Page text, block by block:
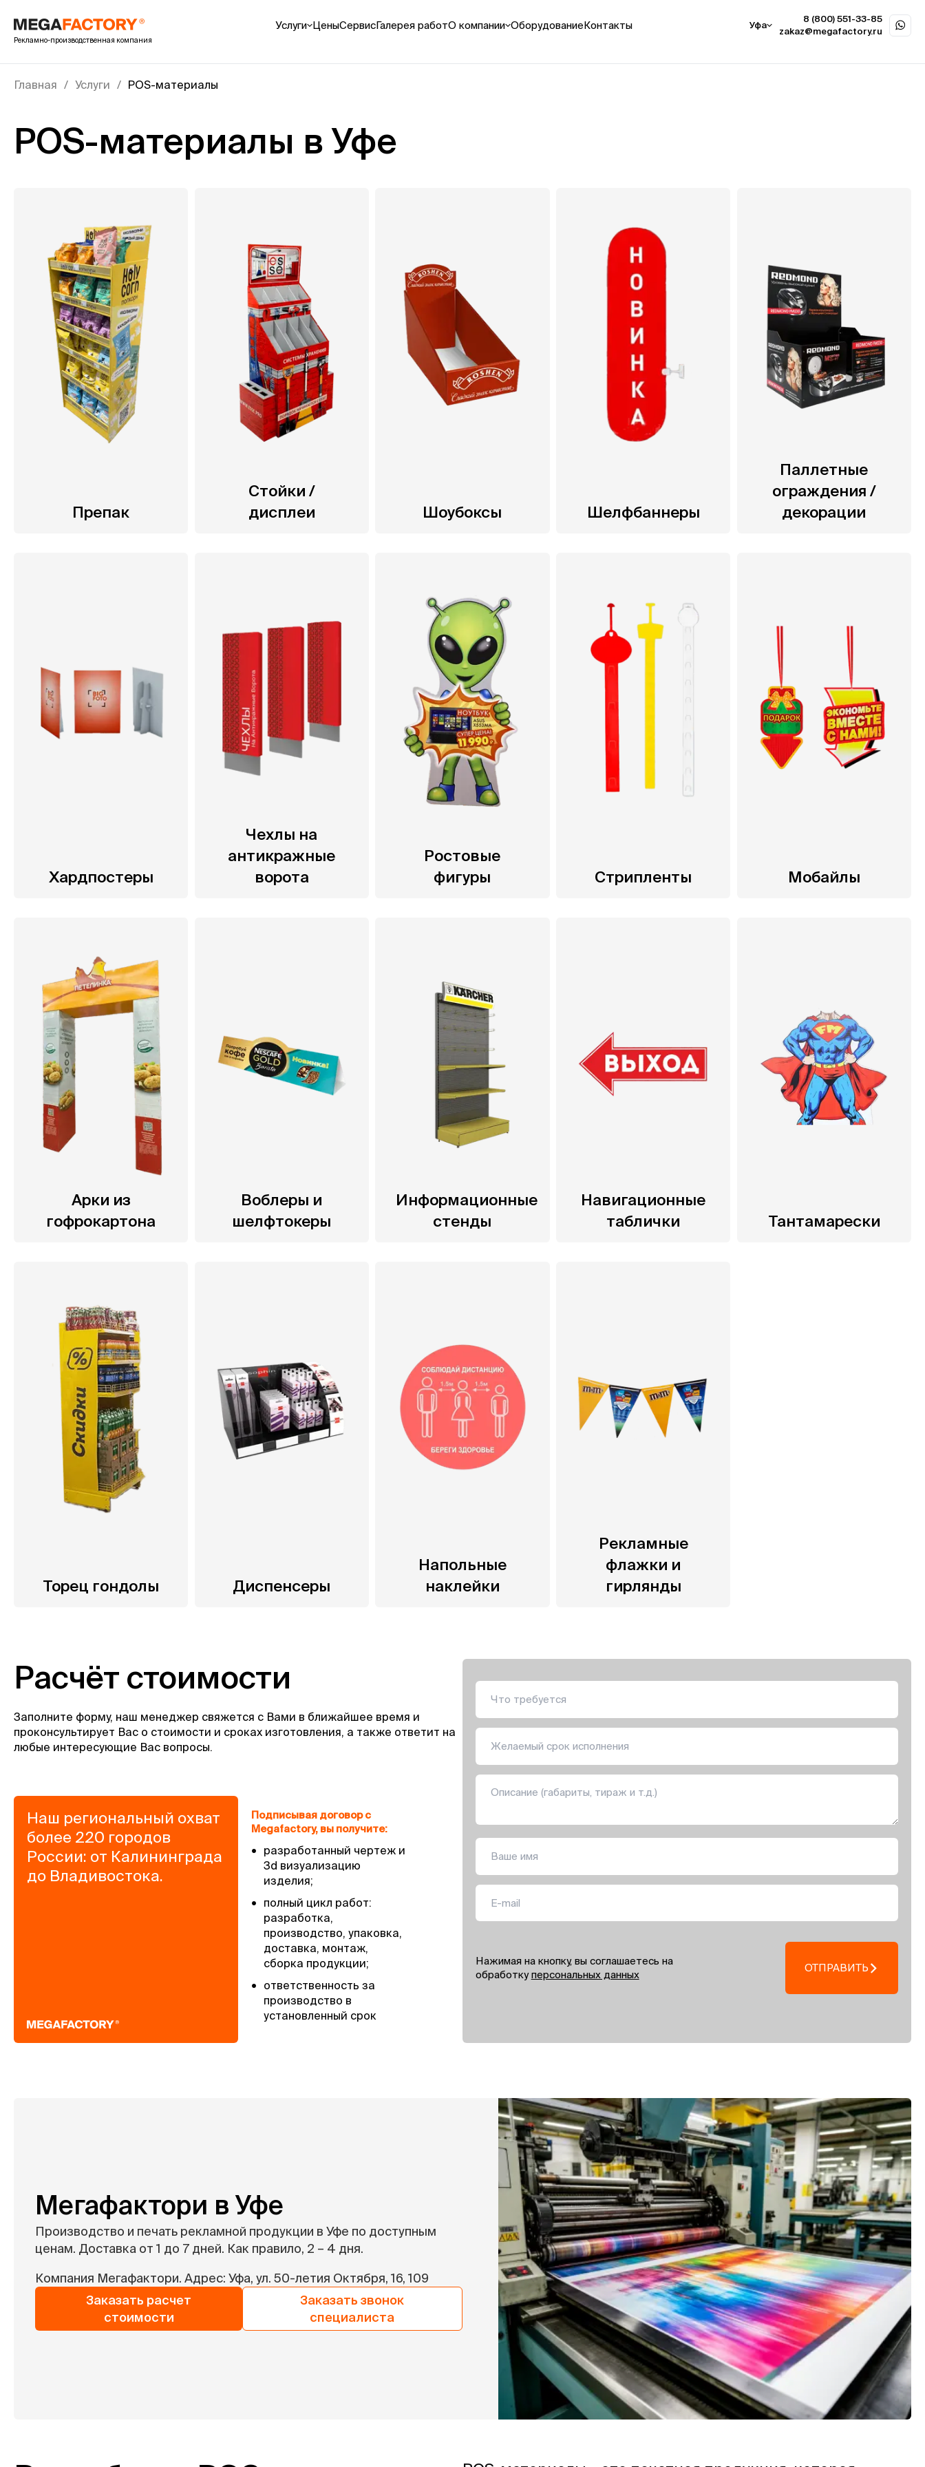
Рекламно-производственная компания
Услуги
Шелфбаннеры
Палетные декорации
Печать на картоне
Печать на ПЭТ
Показать все
ЦеныСервисГалерея работО компании ОборудованиеКонтакты Уфа
8 (800) 551-33-85
zakaz@megafactory.ru
Главная Услуги POS-материалы
POS-материалы в Уфе
Препак
Cтойки /
дисплеи
Шоубоксы Шелфбаннеры
Паллетные
ограждения /
декорации
Хардпостеры
Чехлы на
антикражные
ворота
Ростовые
фигуры
Стрипленты Мобайлы
Арки из
гофрокартона
Воблеры и
шелфтокеры
Информационные
стенды
Навигационные
таблички
Тантамарески
Торец гондолы Диспенсеры
Напольные
наклейки
Рекламные
флажки и
гирлянды
Расчёт стоимости
Заполните форму, наш менеджер свяжется с Вами в ближайшее время и
проконсультирует Вас о стоимости и сроках изготовления, а также ответит на
любые интересующие Вас вопросы.
Наш региональный охват
более 220 городов
России: от Калининграда
до Владивостока.
Подписывая договор с
Megafactory, вы получите:
•
разработанный чертеж и
3d визуализацию
изделия;
•
полный цикл работ:
разработка,
производство, упаковка,
доставка, монтаж,
сборка продукции;
•
ответственность за
производство в
установленный срок
Нажимая на кнопку, вы соглашаетесь на
обработкуперсональных данных
ОТПРАВИТЬ
Мегафактори в Уфе
Производство и печать рекламной продукции в Уфе по доступным
ценам. Доставка от 1 до 7 дней. Как правило, 2 – 4 дня.
Компания Мегафактори. Адрес: Уфа, ул. 50-летия Октября, 16, 109
Заказать расчет
стоимости
Заказать звонок
специалиста